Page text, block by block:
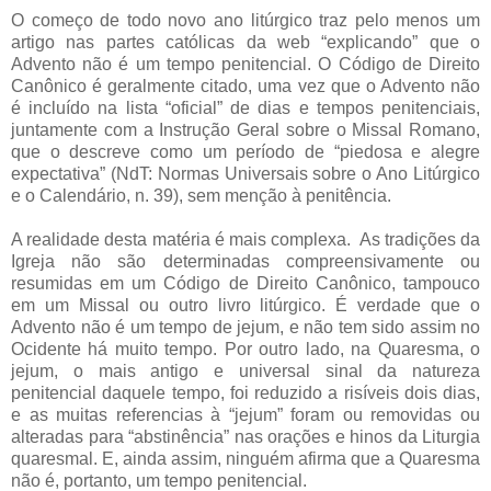
O começo de todo novo ano litúrgico traz pelo menos um
artigo nas partes católicas da web “explicando” que o
Advento não é um tempo penitencial. O Código de Direito
Canônico é geralmente citado, uma vez que o Advento não
é incluído na lista “oficial” de dias e tempos penitenciais,
juntamente com a Instrução Geral sobre o Missal Romano,
que o descreve como um período de “piedosa e alegre
expectativa” (NdT: Normas Universais sobre o Ano Litúrgico
e o Calendário, n. 39), sem menção à penitência.
A realidade desta matéria é mais complexa. As tradições da
Igreja não são determinadas compreensivamente ou
resumidas em um Código de Direito Canônico, tampouco
em um Missal ou outro livro litúrgico. É verdade que o
Advento não é um tempo de jejum, e não tem sido assim no
Ocidente há muito tempo. Por outro lado, na Quaresma, o
jejum, o mais antigo e universal sinal da natureza
penitencial daquele tempo, foi reduzido a risíveis dois dias,
e as muitas referencias à “jejum” foram ou removidas ou
alteradas para “abstinência” nas orações e hinos da Liturgia
quaresmal. E, ainda assim, ninguém afirma que a Quaresma
não é, portanto, um tempo penitencial.